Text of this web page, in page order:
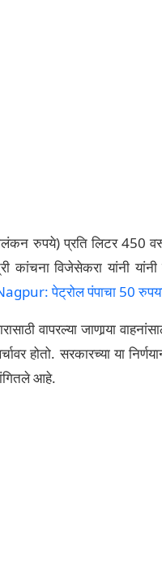
रुपये) प्रति लिटर 450
विजेसेकरा यांनी
पेट्रोल पंपाचा 50
वापरल्या जाणार्‍या
होतो. सरकारच्या या
आहे.